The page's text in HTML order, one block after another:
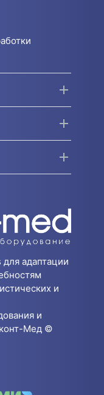
адаптации
и
и
Мед ©